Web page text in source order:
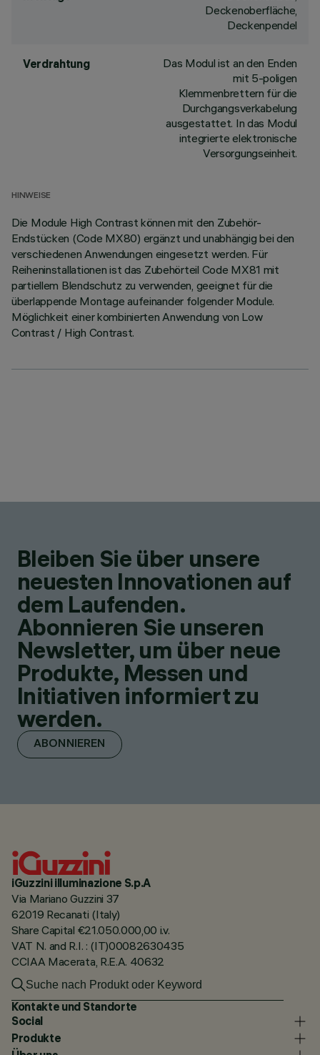
Deckenoberfläche,
Deckenpendel
Verdrahtung
Das Modul ist an den Enden
mit 5-poligen
Klemmenbrettern für die
Durchgangsverkabelung
ausgestattet. In das Modul
integrierte elektronische
Versorgungseinheit.
HINWEISE
Die Module High Contrast können mit den Zubehör-
Endstücken (Code MX80) ergänzt und unabhängig bei den
verschiedenen Anwendungen eingesetzt werden. Für
Reiheninstallationen ist das Zubehörteil Code MX81 mit
partiellem Blendschutz zu verwenden, geeignet für die
überlappende Montage aufeinander folgender Module.
Möglichkeit einer kombinierten Anwendung von Low
Contrast / High Contrast.
Bleiben Sie über unsere
neuesten Innovationen auf
dem Laufenden.
Abonnieren Sie unseren
Newsletter, um über neue
Produkte, Messen und
Initiativen informiert zu
werden.
ABONNIEREN
iGuzzini illuminazione S.p.A
Via Mariano Guzzini 37
62019 Recanati (Italy)
Share Capital €21.050.000,00 i.v.
VAT N. and R.I. : (IT)00082630435
CCIAA Macerata, R.E.A. 40632
Kontakte und Standorte
Social
Produkte